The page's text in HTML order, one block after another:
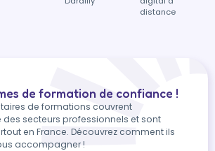
distance
de formation de confiance !
de formations couvrent
des secteurs professionnels et sont
en France. Découvrez comment ils
accompagner !